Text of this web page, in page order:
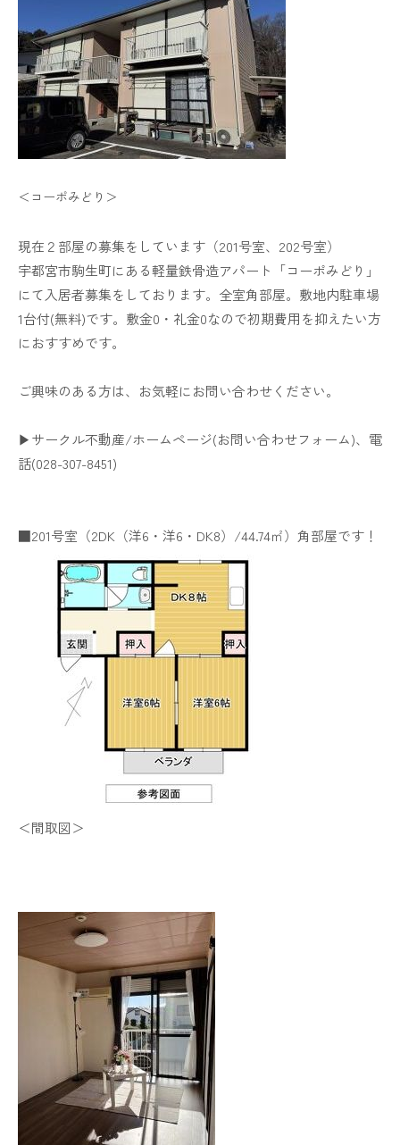
＜コーポみどり＞
現在２部屋の募集をしています（201号室、202号室）
宇都宮市駒生町にある軽量鉄骨造アパート「コーポみどり」
にて入居者募集をしております。全室角部屋。敷地内駐車場
1台付(無料)です。敷金0・礼金0なので初期費用を抑えたい方
におすすめです。
ご興味のある方は、お気軽にお問い合わせください。
▶サークル不動産/ホームページ(お問い合わせフォーム)、電
話(028-307-8451)
■201号室（2DK（洋6・洋6・DK8）/44.74㎡）角部屋です！
＜間取図＞